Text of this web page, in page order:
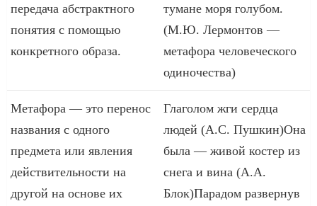
передача абстрактного
понятия с помощью
конкретного образа.
тумане моря голубом.
(М.Ю. Лермонтов —
метафора человеческого
одиночества)
Метафора — это перенос
названия с одного
предмета или явления
действительности на
другой на основе их
Глаголом жги сердца
людей (А.С. Пушкин)Она
была — живой костер из
снега и вина (А.А.
Блок)Парадом развернув